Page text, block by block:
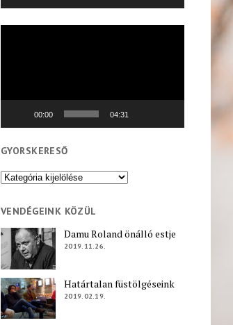
00:00 04:31
GYORSKERESŐ
Gyorskereső
VENDÉGEINK KÖZÜL
Damu Roland önálló estje
2019.11.26.
Határtalan füstölgéseink
2019.02.19.